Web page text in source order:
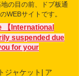
の目の前、ドブ板通
WEBサイトです。
【International
suspended due
for your
ジャケット| ア